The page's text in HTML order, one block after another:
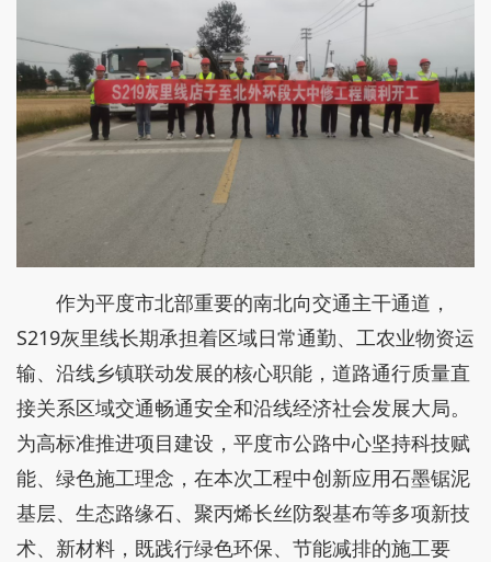
作为平度市北部重要的南北向交通主干通道，
S219灰里线长期承担着区域日常通勤、工农业物资运
输、沿线乡镇联动发展的核心职能，道路通行质量直
接关系区域交通畅通安全和沿线经济社会发展大局。
为高标准推进项目建设，平度市公路中心坚持科技赋
能、绿色施工理念，在本次工程中创新应用石墨锯泥
基层、生态路缘石、聚丙烯长丝防裂基布等多项新技
术、新材料，既践行绿色环保、节能减排的施工要